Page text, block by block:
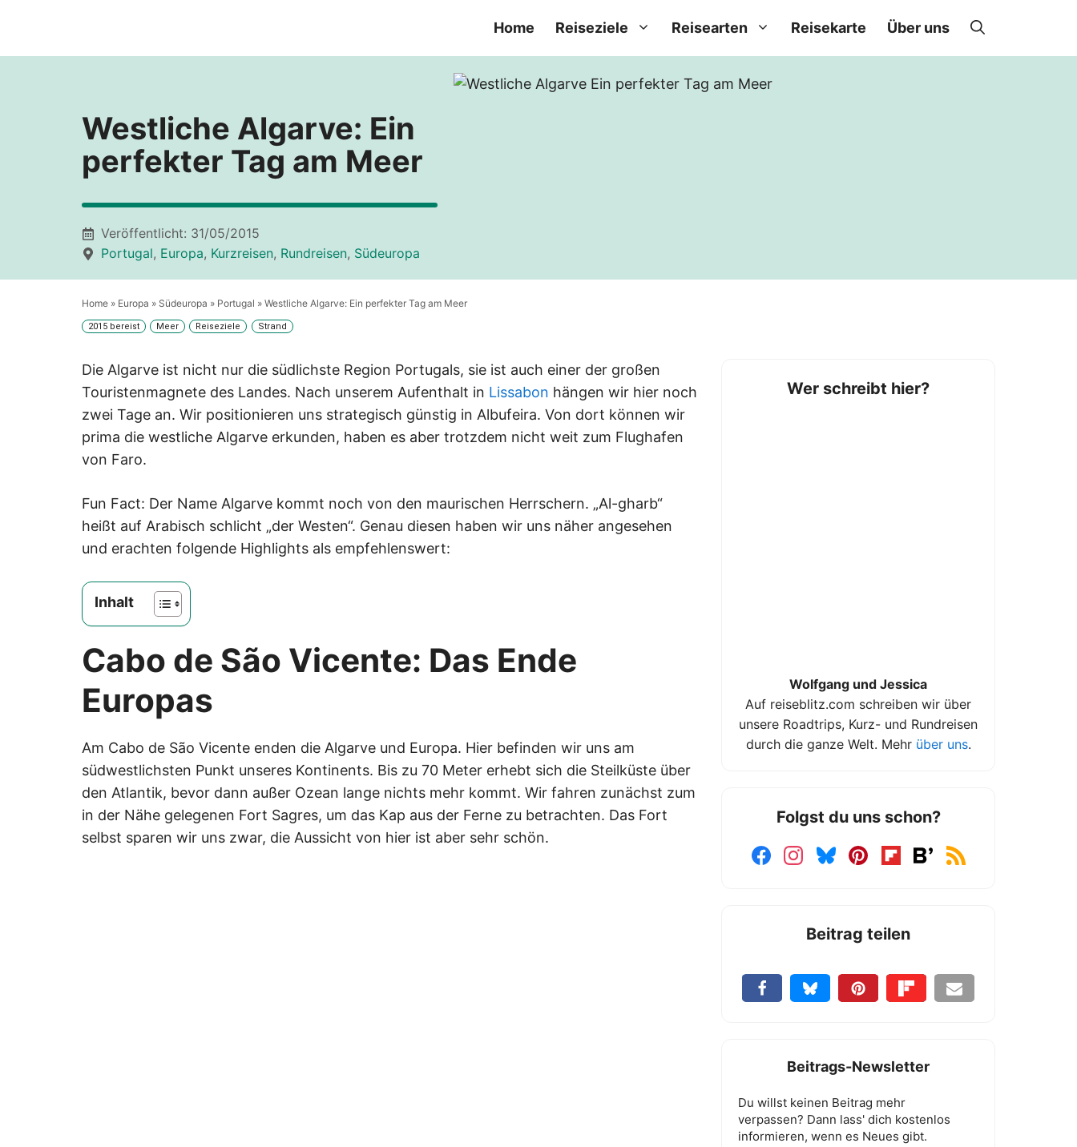
springen
Home Reiseziele Reisearten Reisekarte Über uns
Westliche Algarve: Ein
perfekter Tag am Meer
Veröffentlicht: 31/05/2015
Portugal, Europa, Kurzreisen, Rundreisen, Südeuropa
Home » Europa » Südeuropa » Portugal » Westliche Algarve: Ein perfekter Tag am Meer
2015 bereist Meer Reiseziele Strand
Die Algarve ist nicht nur die südlichste Region Portugals, sie ist auch einer der großen
Touristenmagnete des Landes. Nach unserem Aufenthalt in Lissabon hängen wir hier noch
zwei Tage an. Wir positionieren uns strategisch günstig in Albufeira. Von dort können wir
prima die westliche Algarve erkunden, haben es aber trotzdem nicht weit zum Flughafen
von Faro.
Fun Fact: Der Name Algarve kommt noch von den maurischen Herrschern. „Al-gharb“
heißt auf Arabisch schlicht „der Westen“. Genau diesen haben wir uns näher angesehen
und erachten folgende Highlights als empfehlenswert:
Inhalt
Cabo de São Vicente: Das Ende
Europas
Am Cabo de São Vicente enden die Algarve und Europa. Hier befinden wir uns am
südwestlichsten Punkt unseres Kontinents. Bis zu 70 Meter erhebt sich die Steilküste über
den Atlantik, bevor dann außer Ozean lange nichts mehr kommt. Wir fahren zunächst zum
in der Nähe gelegenen Fort Sagres, um das Kap aus der Ferne zu betrachten. Das Fort
selbst sparen wir uns zwar, die Aussicht von hier ist aber sehr schön.
Wer schreibt hier?
Wolfgang und Jessica
Auf reiseblitz.com schreiben wir über
unsere Roadtrips, Kurz- und Rundreisen
durch die ganze Welt. Mehr über uns.
Folgst du uns schon?
Beitrag teilen
Beitrags-Newsletter
Du willst keinen Beitrag mehr
verpassen? Dann lass' dich kostenlos
informieren, wenn es Neues gibt.